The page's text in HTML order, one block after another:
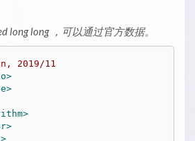
long long ，可以通过官方数据。
2019/11